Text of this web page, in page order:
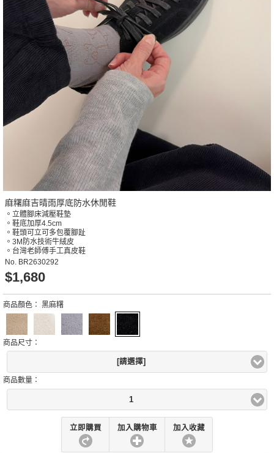
麻糬麻吉晴雨厚底防水休閒鞋
。立體腳床減壓鞋墊
。鞋底加厚4.5cm
。鞋頭可立可多包覆腳趾
。3M防水技術牛絨皮
。台灣老師傅手工真皮鞋
No. BR2630292
$1,680
商品顏色： 黑麻糬
商品尺寸：
[請選擇]
商品數量：
1
立即購買 加入購物車 加入收藏